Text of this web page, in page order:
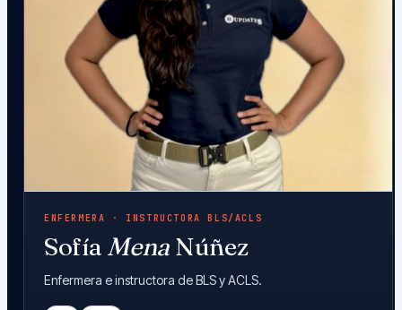
ENFERMERA · INSTRUCTORA BLS/ACLS
Sofía Mena Núñez
Enfermera e instructora de BLS y ACLS.